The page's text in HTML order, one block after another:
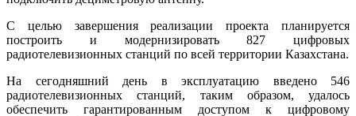
С целью завершения реализации проекта планируется
построить и модернизировать 827 цифровых
радиотелевизионных станций по всей территории Казахстана.
На сегодняшний день в эксплуатацию введено 546
радиотелевизионных станций, таким образом, удалось
обеспечить гарантированным доступом к цифровому